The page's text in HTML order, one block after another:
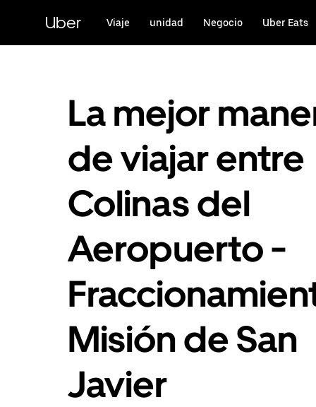
contenido
principal
Uber Viaje unidad Negocio Uber Eats
La mejor
de viajar entre
Colinas del
Aeropuerto -
Misión de San
Javier